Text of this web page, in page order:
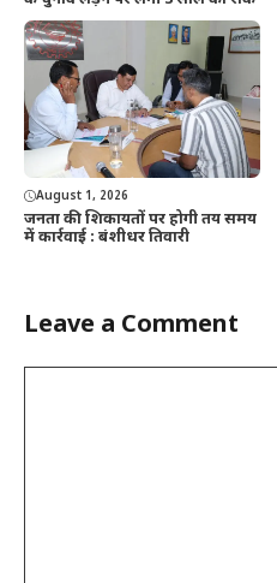
August 1, 2026
जनता की शिकायतों पर होगी तय समय
में कार्रवाई : बंशीधर तिवारी
Leave a Comment